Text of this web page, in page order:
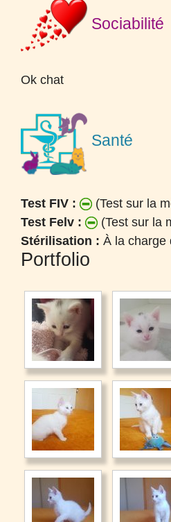
Sociabilité
Ok chat
Santé
Test FIV :
(Test sur la
Test Felv :
(Test sur la
Stérilisation : À la charge
Portfolio